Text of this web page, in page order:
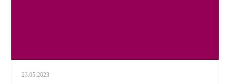
23.05.2023